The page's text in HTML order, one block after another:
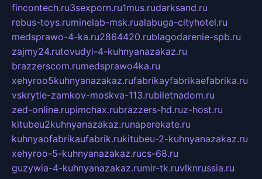
fincontech.ru3sexporn.ru1mus.rudarksand.ru
rebus-toys.ruminelab-msk.rualabuga-cityhotel.ru
medsprawo-4-ka.ru2864420.rublagodarenie-spb.ru
zajmy24.rutovudyi-4-kuhnyanazakaz.ru
brazzerscom.rumedsprawo4ka.ru
xehyroo5kuhnyanazakaz.rufabrikayfabrikaefabrika.ru
vskrytie-zamkov-moskva-113.rubiletnadom.ru
zed-online.rupimchax.rubrazzers-hd.ruz-host.ru
kitubeu2kuhnyanazakaz.runaperekate.ru
kuhnyaofabrikaufabrik.rukitubeu-2-kuhnyanazakaz.ru
xehyroo-5-kuhnyanazakaz.rucs-68.ru
guzywia-4-kuhnyanazakaz.rumir-tk.ruvlknrussia.ru